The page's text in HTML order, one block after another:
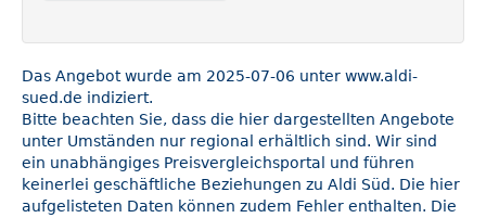
Das Angebot wurde am 2025-07-06 unter www.aldi-
sued.de indiziert.
Bitte beachten Sie, dass die hier dargestellten Angebote
unter Umständen nur regional erhältlich sind. Wir sind
ein unabhängiges Preisvergleichsportal und führen
keinerlei geschäftliche Beziehungen zu Aldi Süd. Die hier
aufgelisteten Daten können zudem Fehler enthalten. Die